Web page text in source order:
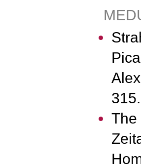
315.
The